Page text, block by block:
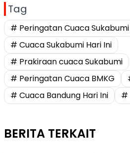
Tag
# Peringatan Cuaca Sukabumi
# Cuaca Sukabumi Hari Ini
# Prakiraan cuaca Sukabumi
# Peringatan Cuaca BMKG
# Cuaca Bandung Hari Ini
#
BERITA TERKAIT